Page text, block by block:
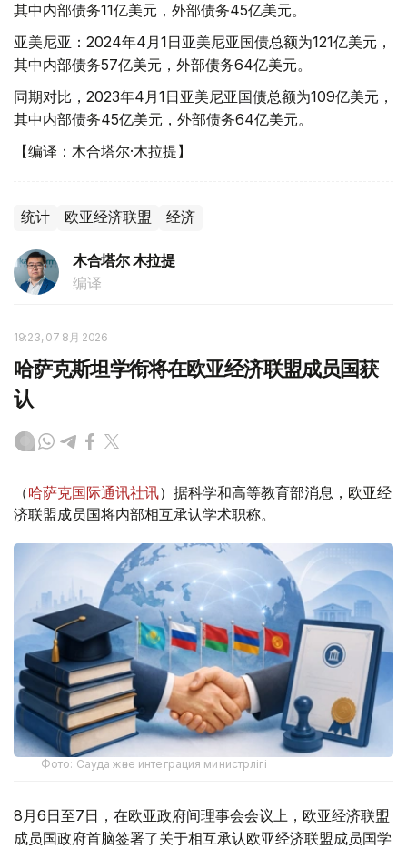
其中内部债务11亿美元，外部债务45亿美元。
亚美尼亚：2024年4月1日亚美尼亚国债总额为121亿美元，
其中内部债务57亿美元，外部债务64亿美元。
同期对比，2023年4月1日亚美尼亚国债总额为109亿美元，
其中内部债务45亿美元，外部债务64亿美元。
【编译：木合塔尔·木拉提】
统计 欧亚经济联盟 经济
木合塔尔 木拉提
编译
19:23, 07 8月 2026
哈萨克斯坦学衔将在欧亚经济联盟成员国获
认
（哈萨克国际通讯社讯）据科学和高等教育部消息，欧亚经
济联盟成员国将内部相互承认学术职称。
Фото: Сауда және интеграция министрлігі
8月6日至7日，在欧亚政府间理事会会议上，欧亚经济联盟
成员国政府首脑签署了关于相互承认欧亚经济联盟成员国学